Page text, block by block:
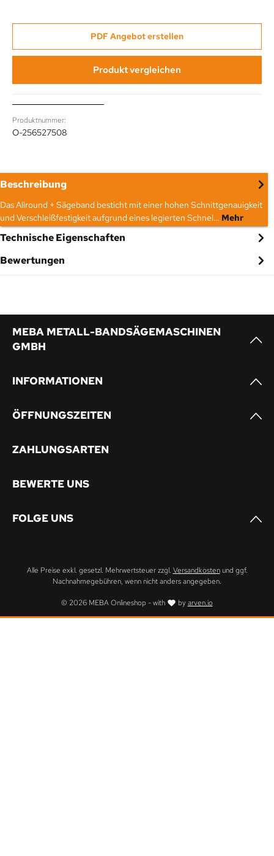
PDF Angebot erstellen
Produkt vergleichen
Produktnummer:
O-256527508
Beschreibung
Das Allround + Sägeband besticht mit einer hohen Schnittgenauigkeit
und Verschleißfestigkeit aufgrund eines legierten Schnel… Mehr
Technische Eigenschaften
Bewertungen
MEBA METALL-BANDSÄGEMASCHINEN
GMBH
INFORMATIONEN
ÖFFNUNGSZEITEN
ZAHLUNGSARTEN
BEWERTE UNS
FOLGE UNS
© 2026 MEBA Onlineshop - with byarven.io
Alle Preise exkl. gesetzl. Mehrwertsteuer zzgl. Versandkostenund ggf.
Nachnahmegebühren, wenn nicht anders angegeben.